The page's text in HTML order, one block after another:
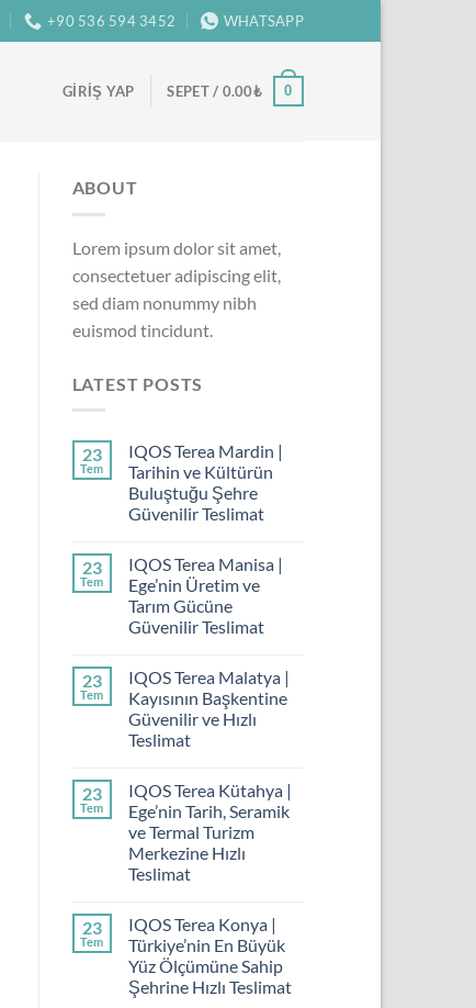
+90 536 594 3452 WHATSAPP
GIRIŞ YAP SEPET / 0.00₺ 0
ABOUT
Lorem ipsum dolor sit amet,
consectetuer adipiscing elit,
sed diam nonummy nibh
euismod tincidunt.
LATEST POSTS
23
Tem
IQOS Terea Mardin |
Tarihin ve Kültürün
Buluştuğu Şehre
Güvenilir Teslimat
23
Tem
IQOS Terea Manisa |
Ege’nin Üretim ve
Tarım Gücüne
Güvenilir Teslimat
23
Tem
IQOS Terea Malatya |
Kayısının Başkentine
Güvenilir ve Hızlı
Teslimat
23
Tem
IQOS Terea Kütahya |
Ege’nin Tarih, Seramik
ve Termal Turizm
Merkezine Hızlı
Teslimat
23
Tem
IQOS Terea Konya |
Türkiye’nin En Büyük
Yüz Ölçümüne Sahip
Şehrine Hızlı Teslimat